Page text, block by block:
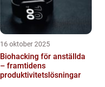
16 oktober 2025
Biohacking för anställda
– framtidens
produktivitetslösningar